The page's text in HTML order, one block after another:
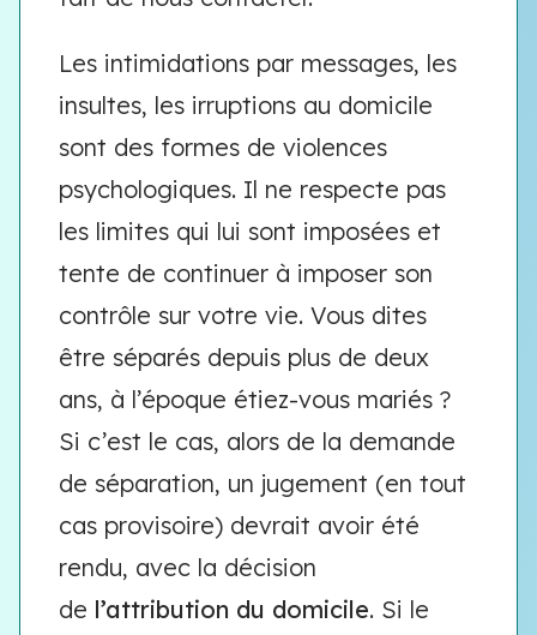
Les intimidations par messages, les
insultes, les irruptions au domicile
sont des formes de violences
psychologiques. Il ne respecte pas
les limites qui lui sont imposées et
tente de continuer à imposer son
contrôle sur votre vie. Vous dites
être séparés depuis plus de deux
ans, à l’époque étiez-vous mariés ?
Si c’est le cas, alors de la demande
de séparation, un jugement (en tout
cas provisoire) devrait avoir été
rendu, avec la décision
de l’attribution du domicile. Si le